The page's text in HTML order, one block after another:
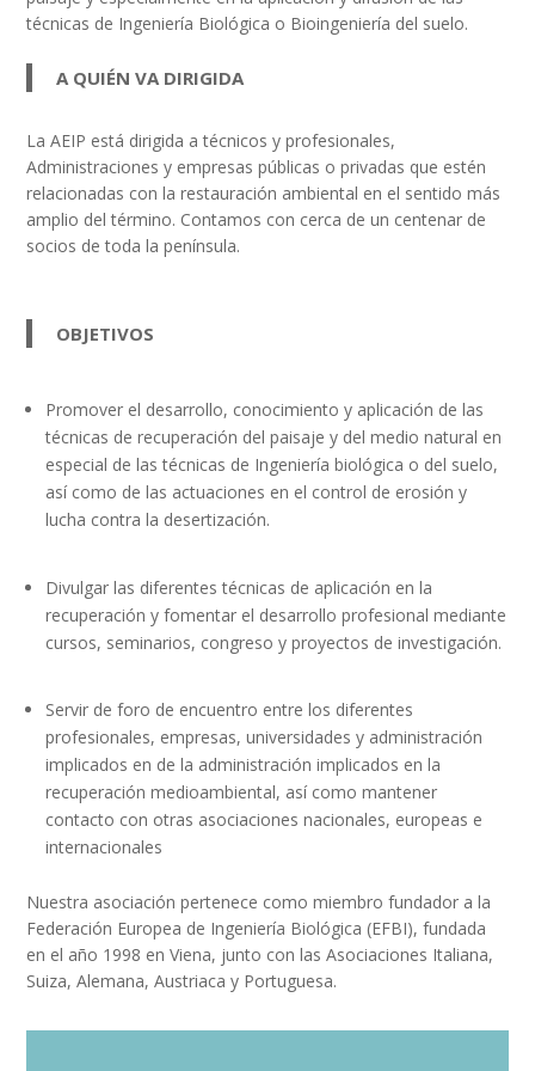
técnicas de Ingeniería Biológica o Bioingeniería del suelo.
A QUIÉN VA DIRIGIDA
La AEIP está dirigida a técnicos y profesionales,
Administraciones y empresas públicas o privadas que estén
relacionadas con la restauración ambiental en el sentido más
amplio del término. Contamos con cerca de un centenar de
socios de toda la península.
OBJETIVOS
Promover el desarrollo, conocimiento y aplicación de las
técnicas de recuperación del paisaje y del medio natural en
especial de las técnicas de Ingeniería biológica o del suelo,
así como de las actuaciones en el control de erosión y
lucha contra la desertización.
Divulgar las diferentes técnicas de aplicación en la
recuperación y fomentar el desarrollo profesional mediante
cursos, seminarios, congreso y proyectos de investigación.
Servir de foro de encuentro entre los diferentes
profesionales, empresas, universidades y administración
implicados en de la administración implicados en la
recuperación medioambiental, así como mantener
contacto con otras asociaciones nacionales, europeas e
internacionales
Nuestra asociación pertenece como miembro fundador a la
Federación Europea de Ingeniería Biológica (EFBI), fundada
en el año 1998 en Viena, junto con las Asociaciones Italiana,
Suiza, Alemana, Austriaca y Portuguesa.